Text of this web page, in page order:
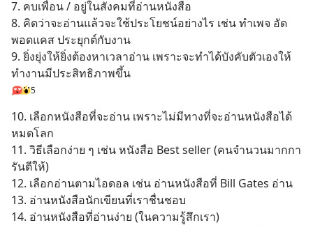
7. คบเพื่อน / อยู่ในสังคมที่อ่านหนังสือ
8. คิดว่าจะอ่านแล้วจะใช้ประโยชน์อย่างไร เช่น ทำเพจ อัด
พอดแคส ประยุกต์กับงาน
9. ยิ่งยุ่งให้ยิ่งต้องหาเวลาอ่าน เพราะจะทำได้บังคับตัวเองให้
ทำงานมีประสิทธิภาพขึ้น
5
10. เลือกหนังสือที่จะอ่าน เพราะไม่มีทางที่จะอ่านหนังสือได้
หมดโลก
11. วิธีเลือกง่าย ๆ เช่น หนังสือ Best seller (คนจำนวนมากกา
รันตีให้)
12. เลือกอ่านตามไอดอล เช่น อ่านหนังสือที่ Bill Gates อ่าน
13. อ่านหนังสือนักเขียนที่เราชื่นชอบ
14. อ่านหนังสือที่อ่านง่าย (ในความรู้สึกเรา)